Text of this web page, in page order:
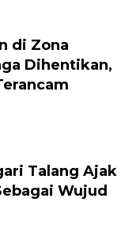
di Zona
Dihentikan,
Talang Ajak
Wujud